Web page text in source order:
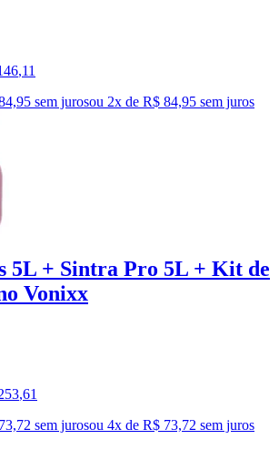
,11
sem jurosou 2x de R$ 84,95 sem juros
5L + Sintra Pro 5L + Kit de
Vonixx
,61
sem jurosou 4x de R$ 73,72 sem juros